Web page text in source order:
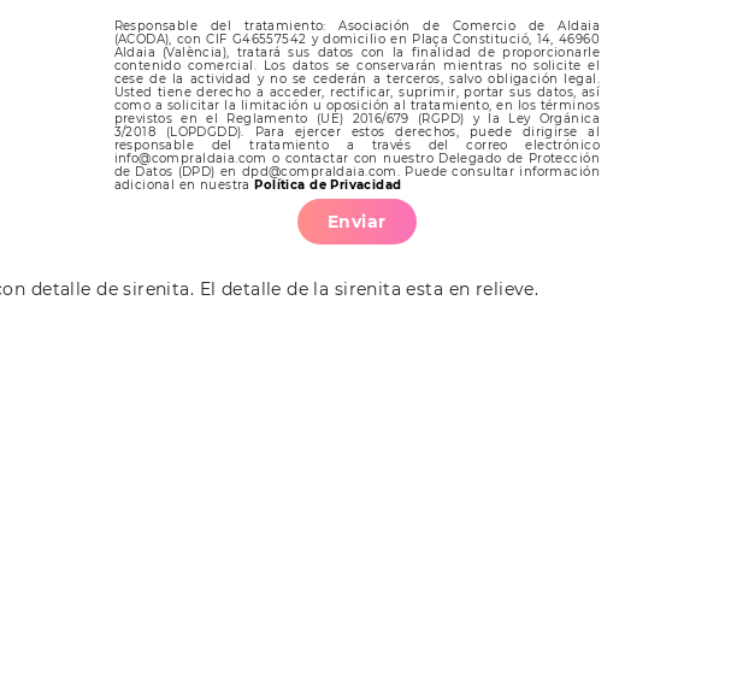
Responsable del tratamiento: Asociación de Comercio de Aldaia
(ACODA), con CIF G46557542 y domicilio en Plaça Constitució, 14, 46960
Aldaia (València), tratará sus datos con la finalidad de proporcionarle
contenido comercial. Los datos se conservarán mientras no solicite el
cese de la actividad y no se cederán a terceros, salvo obligación legal.
Usted tiene derecho a acceder, rectificar, suprimir, portar sus datos, así
como a solicitar la limitación u oposición al tratamiento, en los términos
previstos en el Reglamento (UE) 2016/679 (RGPD) y la Ley Orgánica
3/2018 (LOPDGDD). Para ejercer estos derechos, puede dirigirse al
responsable del tratamiento a través del correo electrónico
info@compraldaia.com o contactar con nuestro Delegado de Protección
de Datos (DPD) en dpd@compraldaia.com. Puede consultar información
adicional en nuestra Política de Privacidad
Enviar
detalle de sirenita. El detalle de la sirenita esta en relieve.